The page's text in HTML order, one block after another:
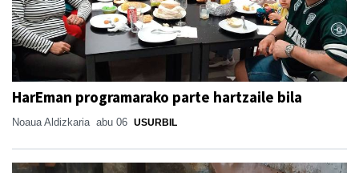
HarEman programarako parte hartzaile bila
Noaua Aldizkaria abu 06 USURBIL